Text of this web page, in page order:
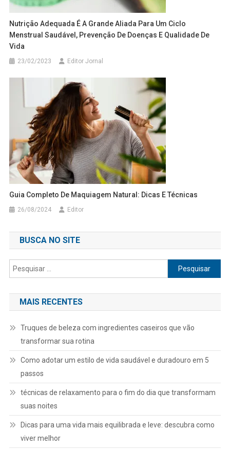
Nutrição Adequada É A Grande Aliada Para Um Ciclo
Menstrual Saudável, Prevenção De Doenças E Qualidade De
Vida
23/02/2023 Editor Jornal
Guia Completo De Maquiagem Natural: Dicas E Técnicas
26/08/2024 Editor
BUSCA NO SITE
Pesquisar
por:
MAIS RECENTES
Truques de beleza com ingredientes caseiros que vão
transformar sua rotina
Como adotar um estilo de vida saudável e duradouro em 5
passos
técnicas de relaxamento para o fim do dia que transformam
suas noites
Dicas para uma vida mais equilibrada e leve: descubra como
viver melhor